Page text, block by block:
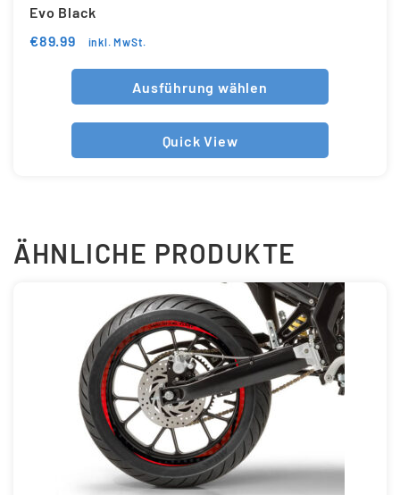
Evo Black
€89.99 inkl. MwSt.
Ausführung wählen
Quick View
ÄHNLICHE PRODUKTE